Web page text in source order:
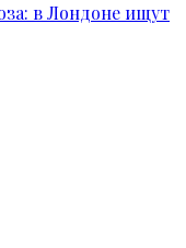
в Лондоне ищут